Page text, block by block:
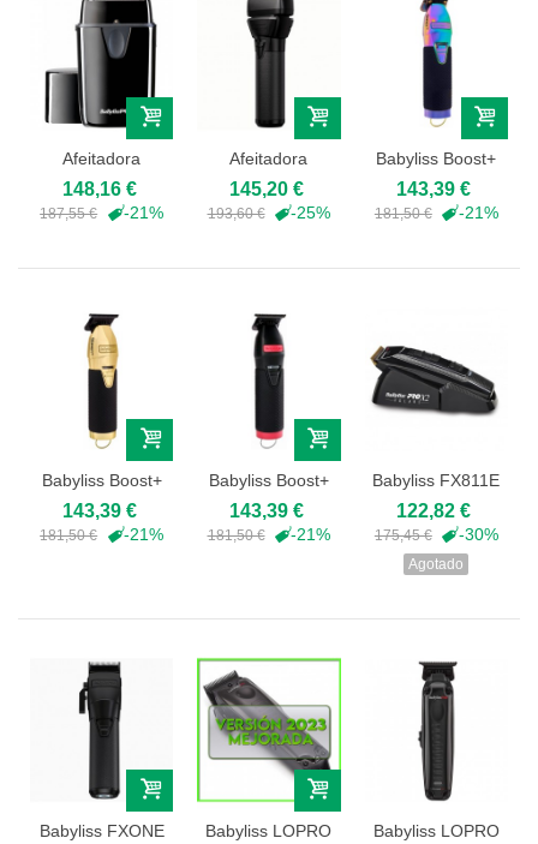
Afeitadora
Babyliss Pro
UV...
148,16 €
187,55 € -21%
Afeitadora
FXONE Babyliss
Pro...
145,20 €
193,60 € -25%
Babyliss Boost+
Multicolor -...
143,39 €
181,50 € -21%
Babyliss Boost+
Negra y oro -...
143,39 €
181,50 € -21%
Babyliss Boost+
Negra y roja -...
143,39 €
181,50 € -21%
Babyliss FX811E
by Ferrari
122,82 €
175,45 € -30%
Agotado
Babyliss FXONE
Babyliss LOPRO
Babyliss LOPRO